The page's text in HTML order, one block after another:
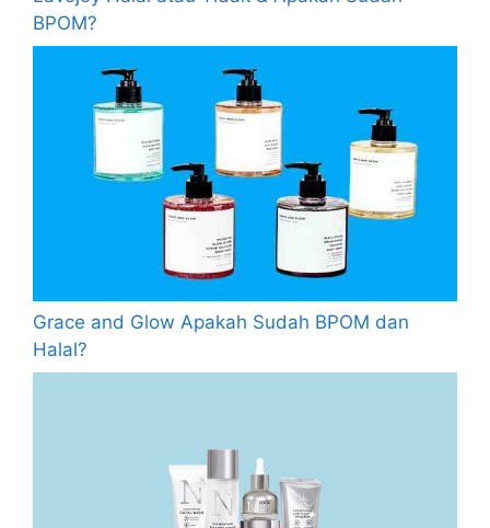
BPOM?
Grace and Glow Apakah Sudah BPOM dan
Halal?